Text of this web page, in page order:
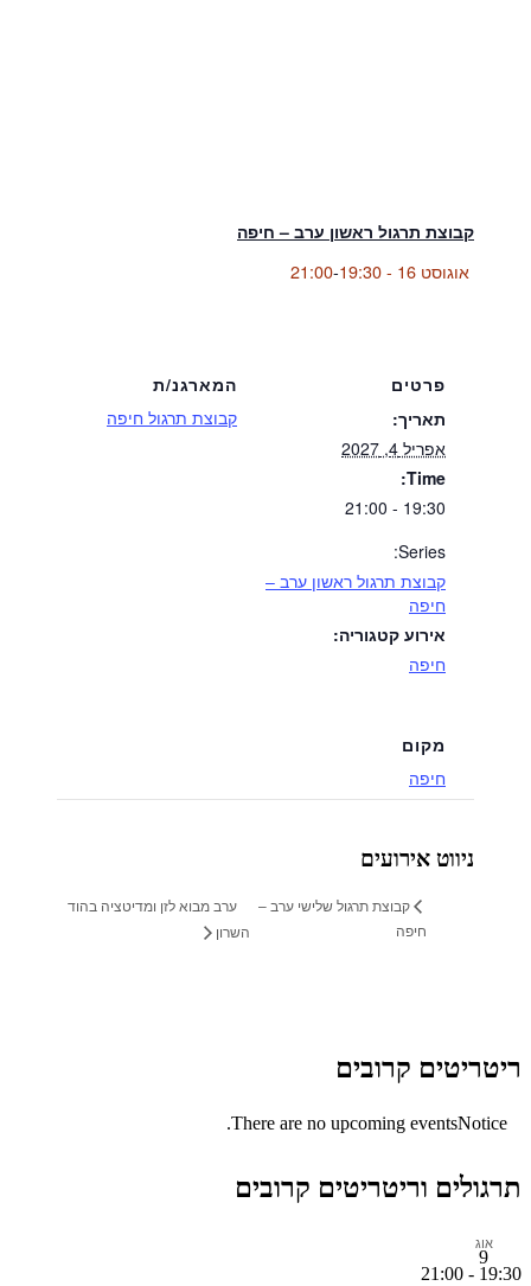
קבוצת תרגול ראשון ערב – חיפה
אוגוסט 16 - 19:30 -
21:00
פרטים
תאריך:
אפריל 4, 2027
Time:
19:30 - 21:00
Series:
קבוצת תרגול ראשון ערב –
חיפה
אירוע קטגוריה:
חיפה
המארגנ/ת
קבוצת תרגול חיפה
מקום
חיפה
ניווט אירועים
קבוצת תרגול שלישי ערב –
חיפה
ערב מבוא לזן ומדיטציה בהוד
השרון
ריטריטים קרובים
Notice
There are no upcoming events.
תרגולים וריטריטים קרובים
אוג
9
19:30
-
21:00